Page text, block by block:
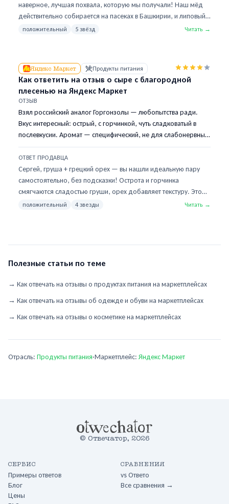
наверное, лучшая похвала, которую мы получали! Наш мёд
действительно собирается на пасеках в Башкирии, и липовый
— самый популярный сорт. Если хотите попробовать разные
вариант как раз для подарка. Спасибо, что рекомендуете!
положительный 5 звёзд Читать →
Яндекс Маркет Продукты питания
Как ответить на отзыв о сыре с благородной
плесенью на Яндекс Маркет
ОТЗЫВ
Взял российский аналог Горгонзолы — любопытства ради.
Вкус интересный: острый, с горчинкой, чуть сладковатый в
послевкусии. Аромат — специфический, не для слабонервных.
Жена в комнату не заходила. Ел с грушей и грецкими орехами
— вполне достойно. Четыре звезды — для ценителей.
ОТВЕТ ПРОДАВЦА
Сергей, груша + грецкий орех — вы нашли идеальную пару
самостоятельно, без подсказки! Острота и горчинка
смягчаются сладостью груши, орех добавляет текстуру. Это
классическое итальянское сочетание. Про аромат: наш сыр
плесенью (тип Бри) — там аромат мягче, почти сливочный,
положительный 4 звезды Читать →
Полезные статьи по теме
→ Как отвечать на отзывы о продуктах питания на маркетплейсах
→ Как отвечать на отзывы об одежде и обуви на маркетплейсах
→ Как отвечать на отзывы о косметике на маркетплейсах
Отрасль: Продукты питания·Маркетплейс: Яндекс Маркет
© Отвечатор, 2026
СЕРВИС
Примеры ответов
Блог
Цены
СРАВНЕНИЯ
vsОтвето
Все сравнения →